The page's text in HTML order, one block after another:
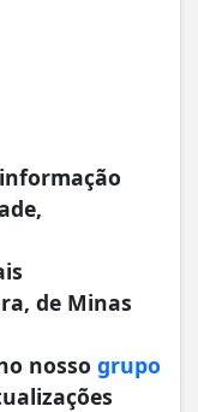
de Minas
nosso grupo